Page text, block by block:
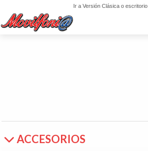
Ir a Versión Clásica o escritorio
ACCESORIOS